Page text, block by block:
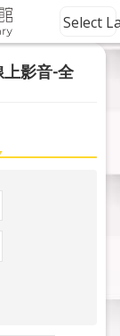
Select
上影音-全